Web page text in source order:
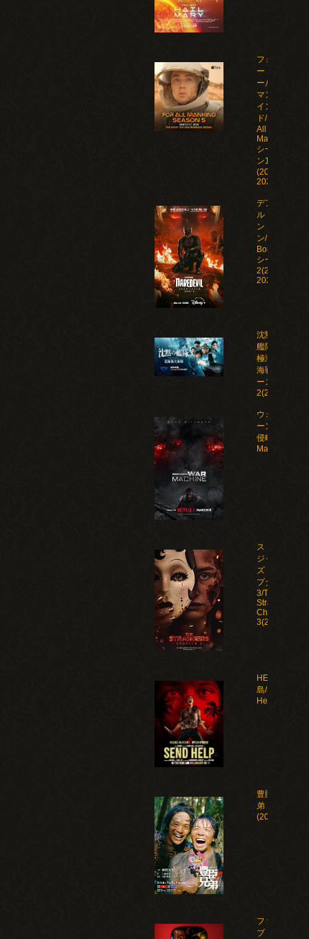
フォ
ー・オ
ール・
マンカ
イン
ド/For
All
Mankind
シーズ
ン1-5
(2019-
2026)
デアデビ
ル：ボー
ン・アゲイ
ン/Daredevil:
Born Again
シーズン1-
2(2025-
2026)
沈黙の
艦隊 北
極海大
海戦 シ
ーズン
2(2026)
ウォー・マシ
ーン: 未知な
侵略者/War
ストレン
ジャー
ズ：チャ
プター
3/The
Strangers:
Chapter
3(2026)
HELP 復讐
島/Send
Help(2026)
豊臣兄
弟！
(2026)
ファイ
ブ・ナ